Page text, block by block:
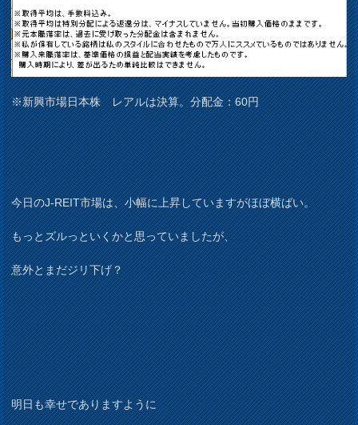
※新興市場日本株 レアルは決算。分配金：60円
今日のJ-REIT市場は、小幅に上昇していますがほぼ横ばい。
もっとズルっといくかと思っていましたが、
意外とまだジリ下げ？
明日も幸せでありますように